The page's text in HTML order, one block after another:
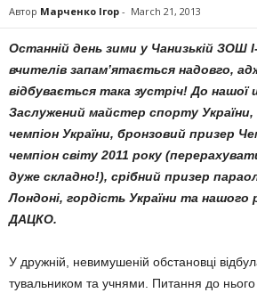
Автор Марченко Ігор - March 21, 2013
Останній день зими у Чанизькій ЗОШ
вчителів запам’ятається надовго,
відбувається така зустріч! До нашої
Заслужений майстер спорту
чемпіон України, бронзовий призер
чемпіон світу 2011 року
дуже складно!), срібний призер
Лондоні, гордість України та
ДАЦКО.
У дружній, невимушеній обста­новці
ту­вальником та учнями. Пи­тан­ня до нього